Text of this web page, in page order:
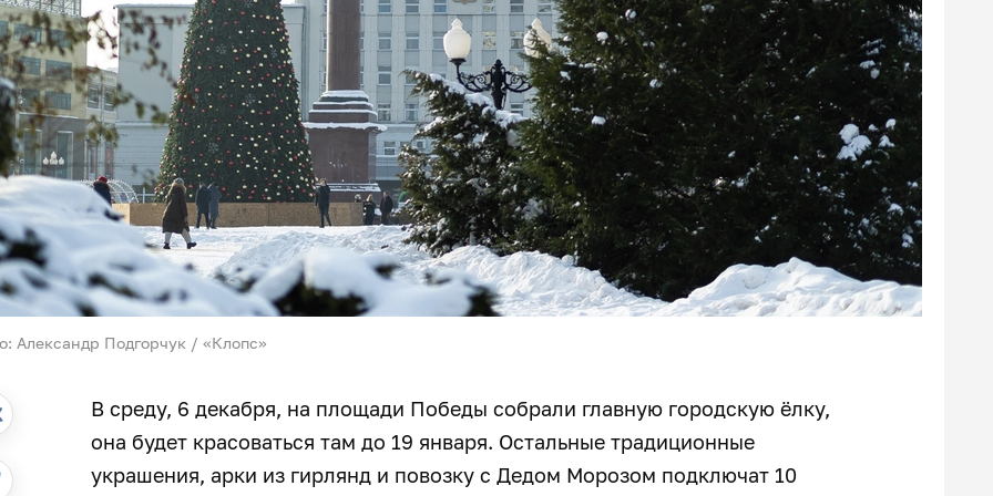
Александр Подгорчук / «Клопс»
В среду, 6 декабря, на площади Победы собрали главную городскую ёлку,
она будет красоваться там до 19 января. Остальные традиционные
украшения, арки из гирлянд и повозку с Дедом Морозом подключат 10